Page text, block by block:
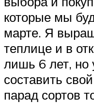
которые мы
марте. Я
теплице и в
лишь 6 лет, но
составить
парад сортов